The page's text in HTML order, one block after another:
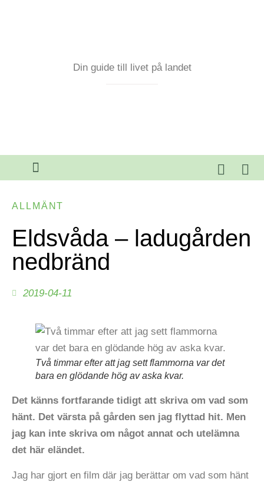
Din guide till livet på landet
ALLMÄNT
Eldsvåda – ladugården
nedbränd
2019-04-11
Två timmar efter att jag sett flammorna var det
bara en glödande hög av aska kvar.
Det känns fortfarande tidigt att skriva om vad som
hänt. Det värsta på gården sen jag flyttad hit. Men
jag kan inte skriva om något annat och utelämna
det här eländet.
Jag har gjort en film där jag berättar om vad som hänt